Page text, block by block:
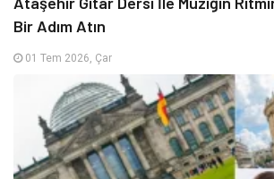
Bir Adım Atın
01 Tem 2026, Çar